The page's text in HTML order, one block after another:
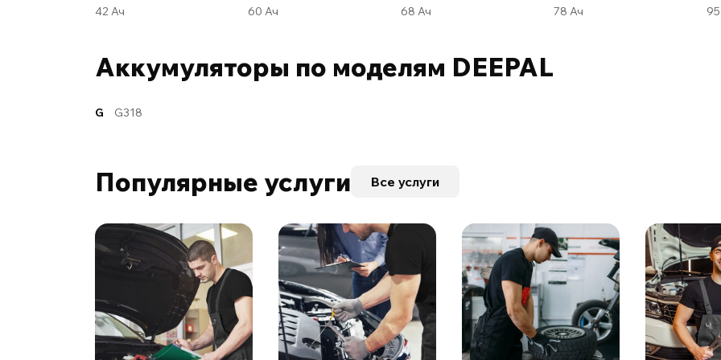
42 Ач
60 Ач
68 Ач
78 Ач
Аккумуляторы по моделям DEEPAL
G G318
Популярные услуги Все услуги